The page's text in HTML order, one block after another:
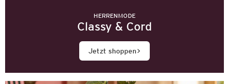
HERRENMODE
Classy & Cord
Jetzt shoppen